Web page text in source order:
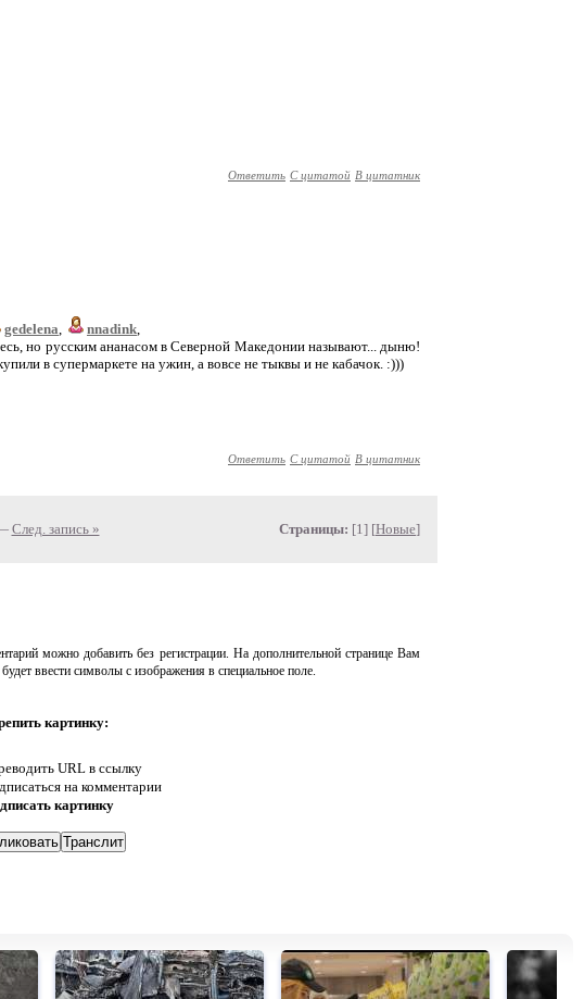
Ответить С цитатой В цитатник
gedelena, nnadink,
но русским ананасом в Северной Македонии называют... дыню!
в супермаркете на ужин, а вовсе не тыквы и не кабачок. :)))
Ответить С цитатой В цитатник
След. запись » Страницы: [1] [Новые]
можно добавить без регистрации. На дополнительной странице Вам
ввести символы с изображения в специальное поле.
картинку:
URL в ссылку
на комментарии
картинку